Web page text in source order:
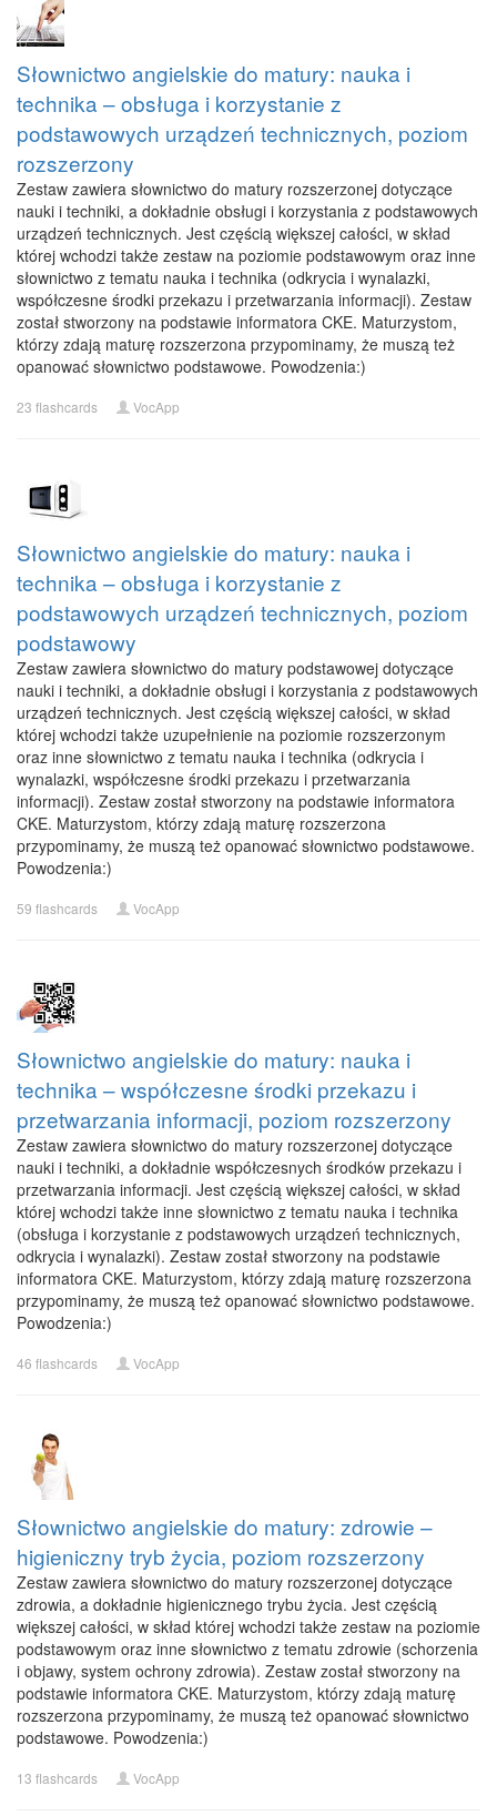
Słownictwo angielskie do matury: nauka i
technika – obsługa i korzystanie z
podstawowych urządzeń technicznych, poziom
rozszerzony
Zestaw zawiera słownictwo do matury rozszerzonej dotyczące
nauki i techniki, a dokładnie obsługi i korzystania z podstawowych
urządzeń technicznych. Jest częścią większej całości, w skład
której wchodzi także zestaw na poziomie podstawowym oraz inne
słownictwo z tematu nauka i technika (odkrycia i wynalazki,
współczesne środki przekazu i przetwarzania informacji). Zestaw
został stworzony na podstawie informatora CKE. Maturzystom,
którzy zdają maturę rozszerzona przypominamy, że muszą też
opanować słownictwo podstawowe. Powodzenia:)
23 flashcards VocApp
Słownictwo angielskie do matury: nauka i
technika – obsługa i korzystanie z
podstawowych urządzeń technicznych, poziom
podstawowy
Zestaw zawiera słownictwo do matury podstawowej dotyczące
nauki i techniki, a dokładnie obsługi i korzystania z podstawowych
urządzeń technicznych. Jest częścią większej całości, w skład
której wchodzi także uzupełnienie na poziomie rozszerzonym
oraz inne słownictwo z tematu nauka i technika (odkrycia i
wynalazki, współczesne środki przekazu i przetwarzania
informacji). Zestaw został stworzony na podstawie informatora
CKE. Maturzystom, którzy zdają maturę rozszerzona
przypominamy, że muszą też opanować słownictwo podstawowe.
Powodzenia:)
59 flashcards VocApp
Słownictwo angielskie do matury: nauka i
technika – współczesne środki przekazu i
przetwarzania informacji, poziom rozszerzony
Zestaw zawiera słownictwo do matury rozszerzonej dotyczące
nauki i techniki, a dokładnie współczesnych środków przekazu i
przetwarzania informacji. Jest częścią większej całości, w skład
której wchodzi także inne słownictwo z tematu nauka i technika
(obsługa i korzystanie z podstawowych urządzeń technicznych,
odkrycia i wynalazki). Zestaw został stworzony na podstawie
informatora CKE. Maturzystom, którzy zdają maturę rozszerzona
przypominamy, że muszą też opanować słownictwo podstawowe.
Powodzenia:)
46 flashcards VocApp
Słownictwo angielskie do matury: zdrowie –
higieniczny tryb życia, poziom rozszerzony
Zestaw zawiera słownictwo do matury rozszerzonej dotyczące
zdrowia, a dokładnie higienicznego trybu życia. Jest częścią
większej całości, w skład której wchodzi także zestaw na poziomie
podstawowym oraz inne słownictwo z tematu zdrowie (schorzenia
i objawy, system ochrony zdrowia). Zestaw został stworzony na
podstawie informatora CKE. Maturzystom, którzy zdają maturę
rozszerzona przypominamy, że muszą też opanować słownictwo
podstawowe. Powodzenia:)
13 flashcards VocApp